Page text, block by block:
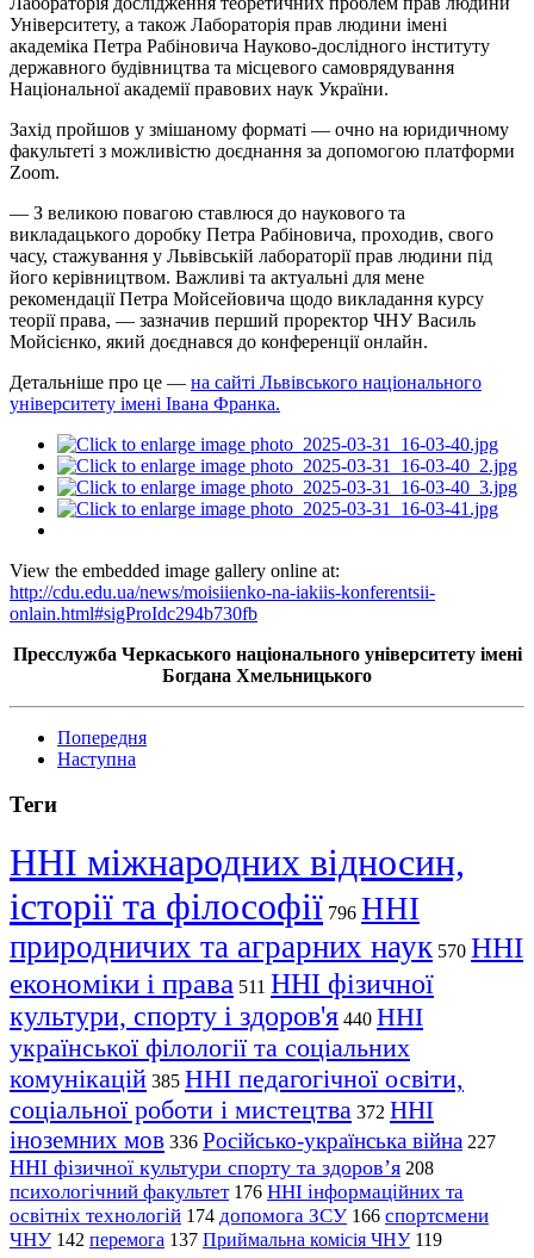
Університету, а також Лабораторія прав людини імені
академіка Петра Рабіновича Науково-дослідного інституту
державного будівництва та місцевого самоврядування
Національної академії правових наук України.
Захід пройшов у змішаному форматі — очно на юридичному
факультеті з можливістю доєднання за допомогою платформи
Zoom.
— З великою повагою ставлюся до наукового та
викладацького доробку Петра Рабіновича, проходив, свого
часу, стажування у Львівській лабораторії прав людини під
його керівництвом. Важливі та актуальні для мене
рекомендації Петра Мойсейовича щодо викладання курсу
теорії права, — зазначив перший проректор ЧНУ Василь
Мойсієнко, який доєднався до конференції онлайн.
Детальніше про це — на сайті Львівського національного
університету імені Івана Франка.
View the embedded image gallery online at:
http://cdu.edu.ua/news/moisiienko-na-iakiis-konferentsii-
onlain.html#sigProIdc294b730fb
Пресслужба Черкаського національного університету імені
Богдана Хмельницького
Попередня
Наступна
Теги
ННІ міжнародних відносин,
історії та філософії 796 ННІ
природничих та аграрних наук 570 ННІ
економіки і права 511 ННІ фізичної
культури, спорту і здоров'я 440 ННІ
української філології та соціальних
комунікацій 385 ННІ педагогічної освіти,
соціальної роботи і мистецтва 372 ННІ
іноземних мов 336 Російсько-українська війна 227
ННІ фізичної культури спорту та здоров’я 208
психологічний факультет 176 ННІ інформаційних та
освітніх технологій 174 допомога ЗСУ 166 спортсмени
ЧНУ 142 перемога 137 Приймальна комісія ЧНУ 119